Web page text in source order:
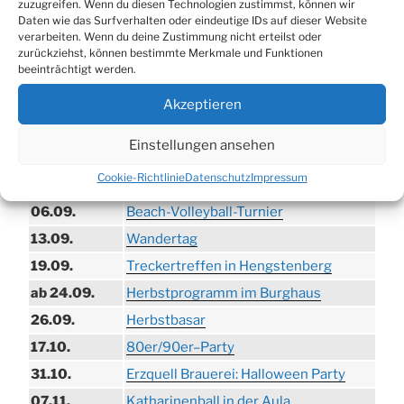
zuzugreifen. Wenn du diesen Technologien zustimmst, können wir
Daten wie das Surfverhalten oder eindeutige IDs auf dieser Website
verarbeiten. Wenn du deine Zustimmung nicht erteilst oder
zurückziehst, können bestimmte Merkmale und Funktionen
beeinträchtigt werden.
Akzeptieren
Einstellungen ansehen
Cookie-RichtlinieDatenschutzImpressum
TERMINE
Biergarten-Wochenenden der Erzquell
Sommerfest in Helmerhausen
06.09.
Beach-Volleyball-Turnier
13.09.
Wandertag
19.09.
Treckertreffen in Hengstenberg
ab 24.09.
Herbstprogramm im Burghaus
26.09.
Herbstbasar
17.10.
80er/90er–Party
31.10.
Erzquell Brauerei: Halloween Party